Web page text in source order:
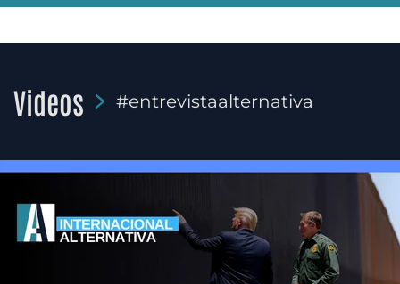
Videos #entrevistaalternativa